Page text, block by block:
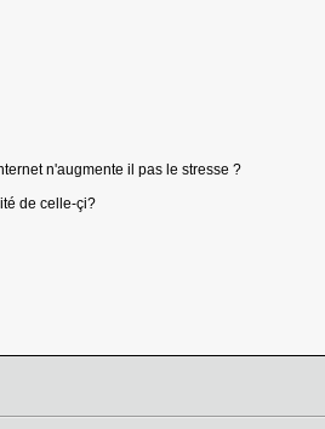
n'augmente il pas le stresse ?
de celle-çi?